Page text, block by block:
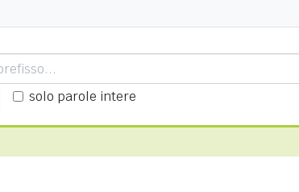
solo parole intere